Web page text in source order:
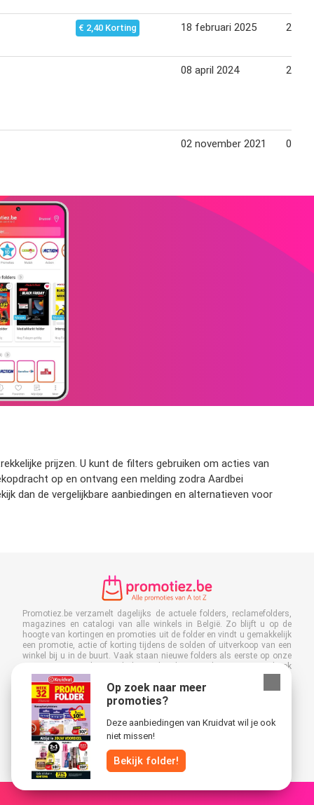
€ 2,40 Korting 18 februari 2025 23
08 april 2024 21
02 november 2021 09
prijzen. U kunt de filters gebruiken om acties van
op en ontvang een melding zodra Aardbei
dan de vergelijkbare aanbiedingen en alternatieven voor
Op zoek naar meer
promoties?
Deze aanbiedingen van Kruidvat wil je ook
niet missen!
Bekijk folder!
Promotiez.be verzamelt dagelijks de actuele folders, reclamefolders,
magazines en catalogi van alle winkels in België. Zo blijft u op de
hoogte van kortingen en promoties uit de folder en vindt u gemakkelijk
een promotie, actie of korting tijdens de solden of uitverkoop van een
winkel bij u in de buurt. Vaak staan nieuwe folders als eerste op onze
site, nog voor ze bij u in de brievenbus liggen. U kan ze uiteraard ook
op het werk, op school of in de winkel bekijken. Sla Promotiez.be op in
uw favorieten. Kleef vervolgens een nee/nee sticker op uw brievenbus
en bespaar veel tijd en geld.Bovendien levert u met het lezen van
digitale reclamefolders ook een bijdrage aan het terugdringen van
papierafval. Dus het is ook goed voor het milieu!